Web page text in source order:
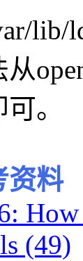
lib/
。
资料
(49)